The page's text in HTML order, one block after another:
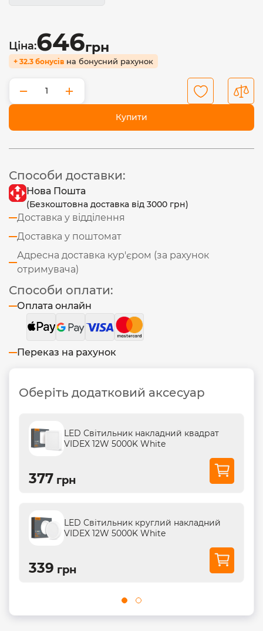
Ціна:646грн
+ 32.3 бонусів на бонусний рахунок
− +
Купити
Способи доставки:
Нова Пошта
(Безкоштовна доставка від 3000 грн)
Доставка у відділення
Доставка у поштомат
Адресна доставка кур'єром (за рахунок
отримувача)
Способи оплати:
Оплата онлайн
Переказ на рахунок
Оберіть додатковий аксесуар
LED Світильник накладний квадрат
VIDEX 12W 5000K White
377 грн
LED Світильник круглий накладний
VIDEX 12W 5000K White
339 грн